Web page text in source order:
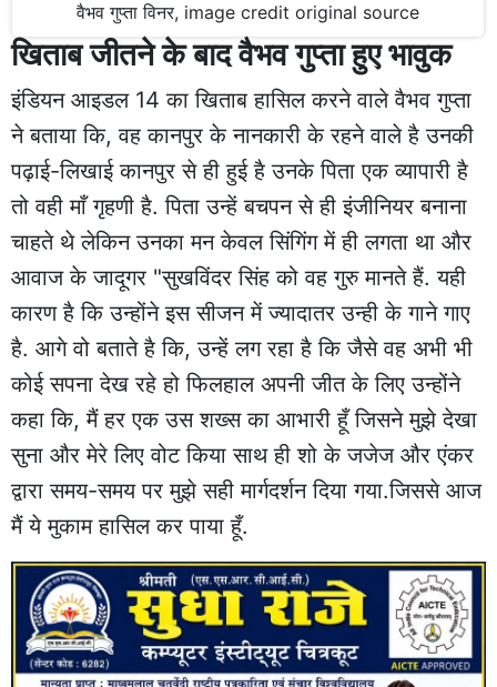
वैभव गुप्ता विनर, image credit original source
खिताब जीतने के बाद वैभव गुप्ता हुए भावुक
इंडियन आइडल 14 का खिताब हासिल करने वाले वैभव गुप्ता
ने बताया कि, वह कानपुर के नानकारी के रहने वाले है उनकी
पढ़ाई-लिखाई कानपुर से ही हुई है उनके पिता एक व्यापारी है
तो वही माँ गृहणी है. पिता उन्हें बचपन से ही इंजीनियर बनाना
चाहते थे लेकिन उनका मन केवल सिंगिंग में ही लगता था और
आवाज के जादूगर "सुखविंदर सिंह को वह गुरु मानते हैं. यही
कारण है कि उन्होंने इस सीजन में ज्यादातर उन्ही के गाने गाए
है. आगे वो बताते है कि, उन्हें लग रहा है कि जैसे वह अभी भी
कोई सपना देख रहे हो फिलहाल अपनी जीत के लिए उन्होंने
कहा कि, मैं हर एक उस शख्स का आभारी हूँ जिसने मुझे देखा
सुना और मेरे लिए वोट किया साथ ही शो के जजेज और एंकर
द्वारा समय-समय पर मुझे सही मार्गदर्शन दिया गया.जिससे आज
मैं ये मुकाम हासिल कर पाया हूँ.